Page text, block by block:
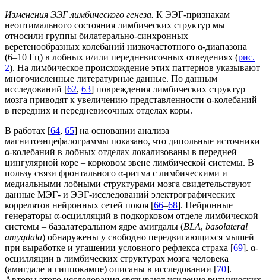
Изменения ЭЭГ лимбического генеза. К ЭЭГ-признакам
неоптимального состояния лимбических структур мы
относили группы билатерально-синхронных
веретенообразных колебаний низкочастотного α-диапазона
(6–10 Гц) в лобных и/или передневисочных отведениях (рис.
2). На лимбическое происхождение этих паттернов указывают
многочисленные литературные данные. По данным
исследований [62, 63] повреждения лимбических структур
мозга приводят к увеличению представленности α-колебаний
в передних и передневисочных отделах коры.
В работах [64, 65] на основании анализа
магнитоэнцефалограммы показано, что дипольные источники
α-колебаний в лобных отделах локализованы в передней
цингулярной коре – корковом звене лимбической системы. В
пользу связи фронтального α-ритма с лимбическими и
медиальными лобными структурами мозга свидетельствуют
данные МЭГ- и ЭЭГ-исследований электрографических
коррелятов нейронных сетей покоя [66–68]. Нейронные
генераторы α-осцилляций в подкорковом отделе лимбической
системы – базалатеральном ядре амигдалы (BLA, basolateral
amygdala) обнаружены у свободно передвигающихся мышей
при выработке и угашении условного рефлекса страха [69]. α-
осцилляции в лимбических структурах мозга человека
(амигдале и гиппокампе) описаны в исследовании [70].